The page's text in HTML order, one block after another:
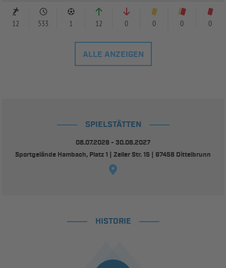
12 533 1 12 0 0 0 0
ALLE ANZEIGEN
SPIELSTÄTTEN
08.07.2026 - 30.06.2027
Sportgelände Hambach, Platz 1 | Zeller Str. 15 | 97456 Dittelbrunn
HISTORIE